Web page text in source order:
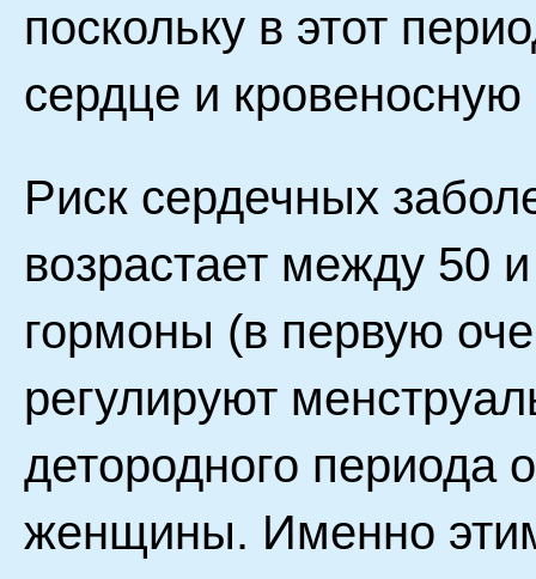
поскольку в этот
сердце и
Риск сердечных
возрастает между 50
гормоны (в первую
регулируют
детородного
женщины. Именно